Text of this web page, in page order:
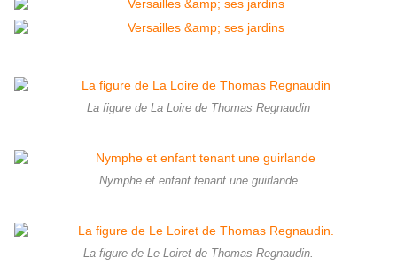
La figure de La Loire de Thomas Regnaudin
Nymphe et enfant tenant une guirlande
La figure de Le Loiret de Thomas Regnaudin.